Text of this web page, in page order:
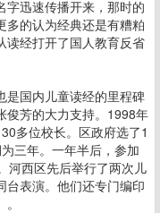
字迅速传播开来，那时的
多的认为经典还是有糟粕
读经打开了国人教育反省
是国内儿童读经的里程碑
俊芳的大力支持。1998年
多位校长。区政府选了1
三年。一年半后，参加
河西区先后举行了两次儿
台表演。他们还专门编印